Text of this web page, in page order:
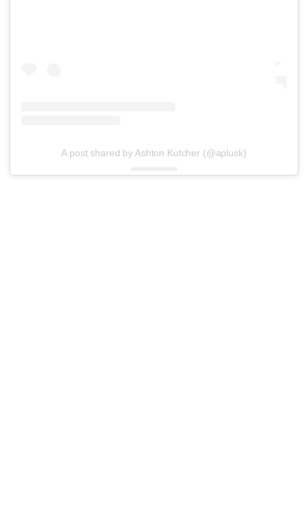
A post shared by Ashton Kutcher (@aplusk)